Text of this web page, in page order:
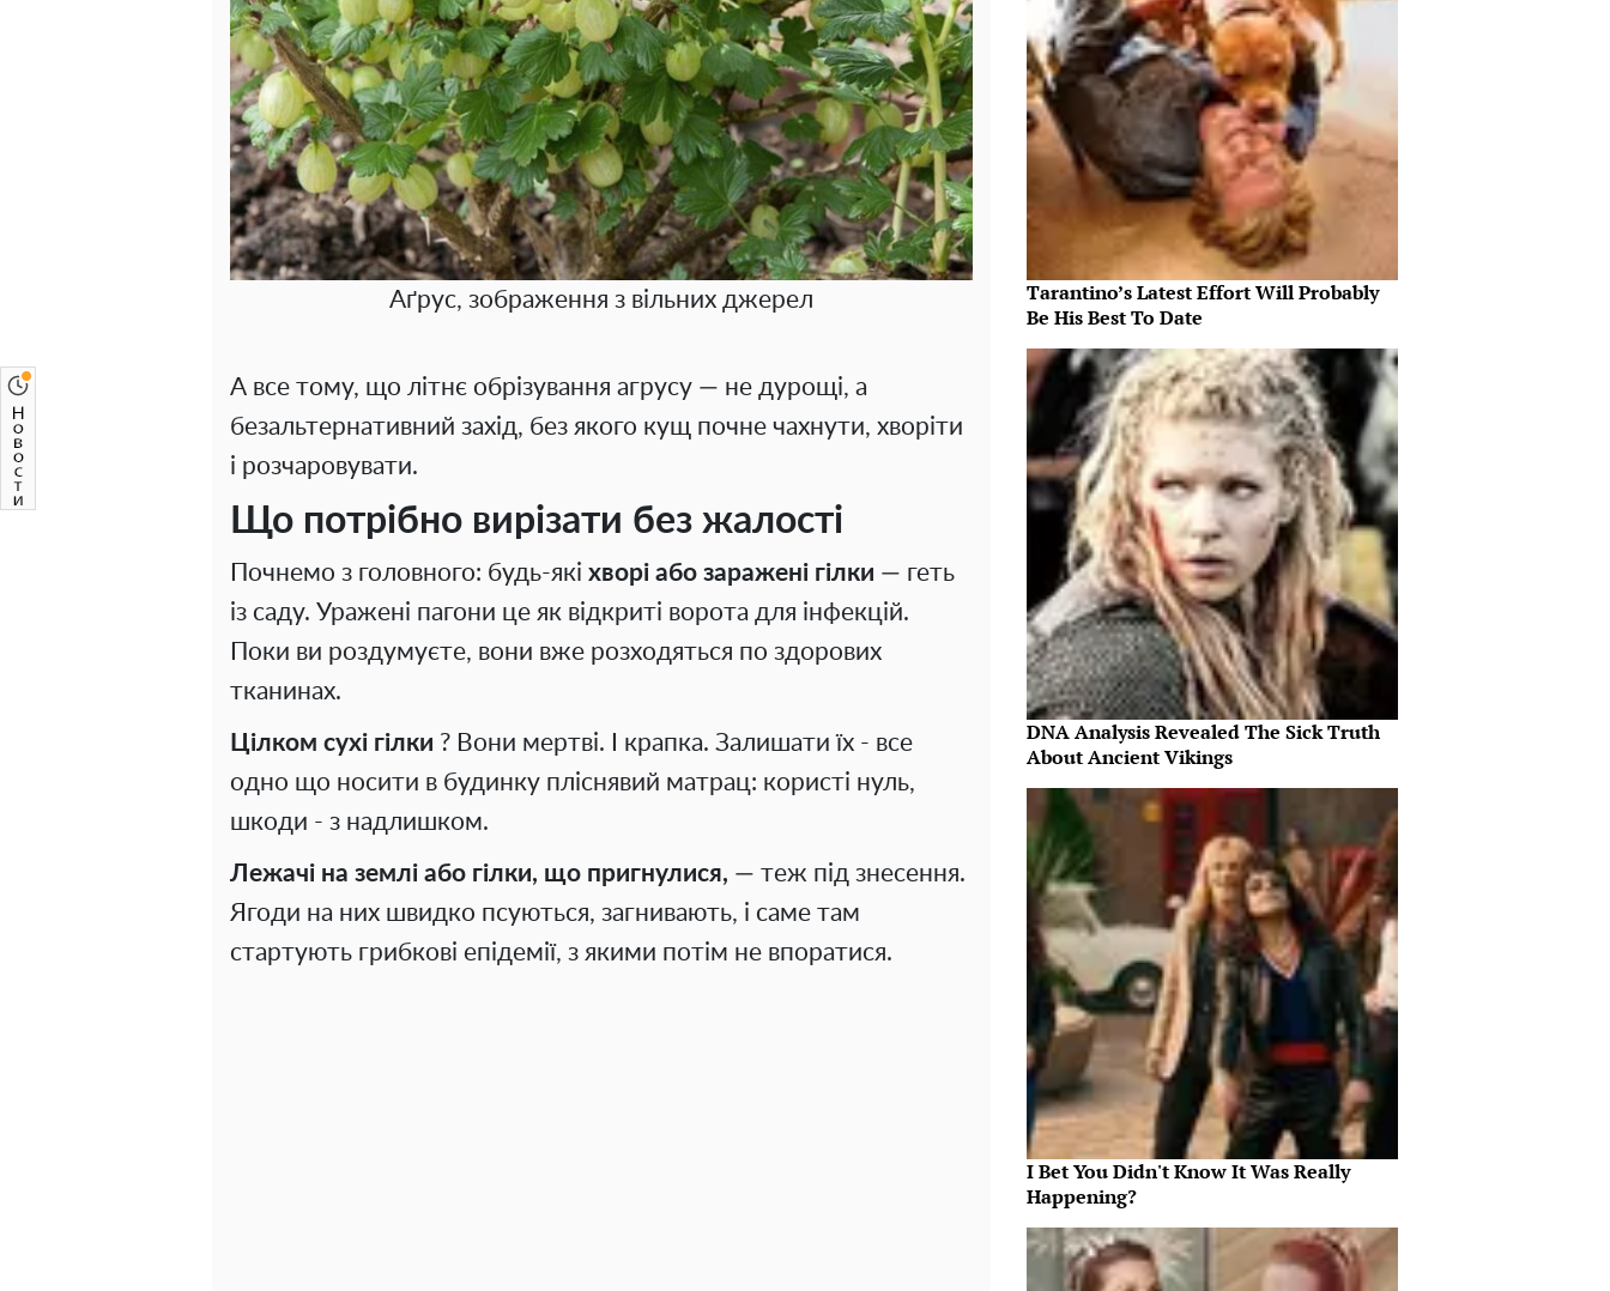
Аґрус, зображення з вільних джерел
А все тому, що літнє обрізування агрусу — не дурощі, а
безальтернативний захід, без якого кущ почне чахнути, хворіти
і розчаровувати.
Що потрібно вирізати без жалості
Почнемо з головного: будь-які хворі або заражені гілки — геть
із саду. Уражені пагони це як відкриті ворота для інфекцій.
Поки ви роздумуєте, вони вже розходяться по здорових
тканинах.
Цілком сухі гілки ? Вони мертві. І крапка. Залишати їх - все
одно що носити в будинку пліснявий матрац: користі нуль,
шкоди - з надлишком.
Лежачі на землі або гілки, що пригнулися, — теж під знесення.
Ягоди на них швидко псуються, загнивають, і саме там
стартують грибкові епідемії, з якими потім не впоратися.
Tarantino’s Latest Effort Will Probably
Be His Best To Date
DNA Analysis Revealed The Sick Truth
About Ancient Vikings
I Bet You Didn't Know It Was Really
Happening?